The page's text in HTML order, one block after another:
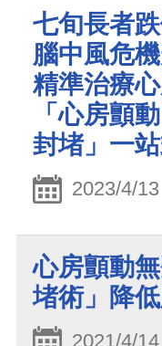
七旬長者
腦中風危
精準治療
「心房顫
封堵」一
2023/4/13
心房顫動
堵術」降
2021/4/14